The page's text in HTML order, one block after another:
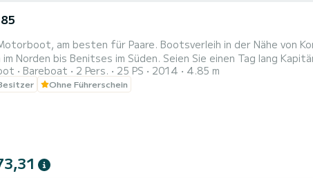
am besten für Paare. Bootsverleih in der Nähe von
im Norden bis Benitses im Süden. Seien Sie einen Tag lang
Bareboat 2 Pers. 25 PS 2014 4.85 m
Ohne Führerschein